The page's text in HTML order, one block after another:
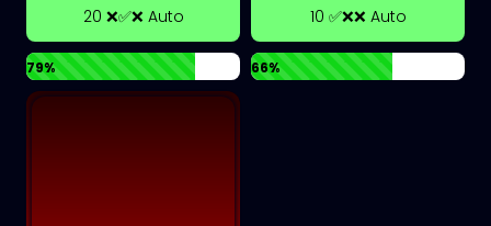
20 ❌✅❌ Auto
79%
10 ✅❌❌ Auto
66%